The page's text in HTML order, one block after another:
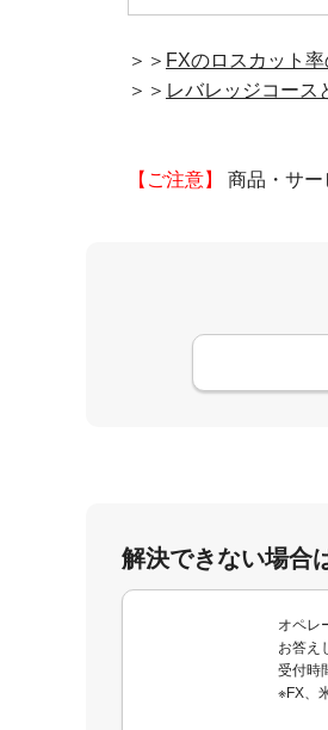
＞＞ FXのロスカット
＞＞ レバレッジコース
【ご注意】 商品・サー
コ
解決できない場合
オペレ
お答え
受付時
※FX、